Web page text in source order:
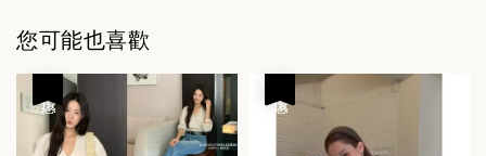
您可能也喜歡